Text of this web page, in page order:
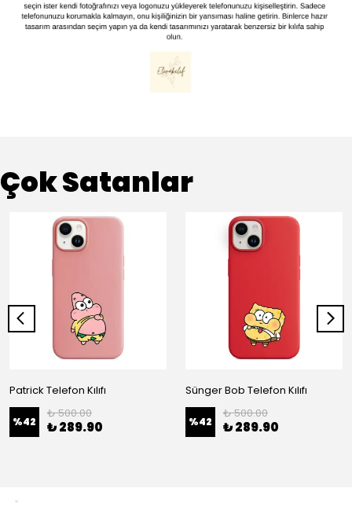
Çok Satanlar
Patrick Telefon Kılıfı
%42
₺ 500.00
₺ 289.90
Sünger Bob Telefon Kılıfı
%42
₺ 500.00
₺ 289.90